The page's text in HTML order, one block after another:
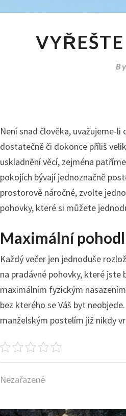
By
Není snad člověka, uvažujeme-
dostatečně či dokonce příliš
uskladnění věcí, zejména
pokojích bývají jednoznačně
prostorově náročné, zvolte
pohovky, které si můžete
Maximální
Každý večer jen jednoduše
na pradávné pohovky, které jste
maximálním fyzickým
bez kterého se Váš byt
manželským postelím již nikdy
Nezařazené